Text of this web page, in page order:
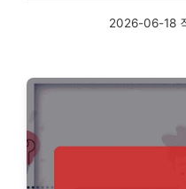
2026-06-18